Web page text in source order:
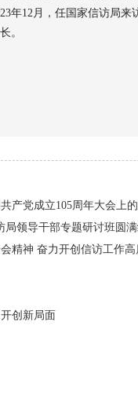
年12月，任国家信访局来
。
产党成立105周年大会上
局领导干部专题研讨班圆
精神 奋力开创信访工作
创新局面